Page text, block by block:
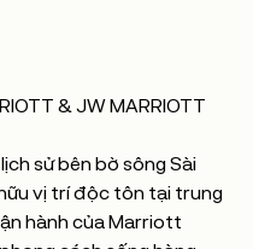
& JW MARRIOTT
sử bên bờ sông Sài
vị trí độc tôn tại trung
hành của Marriott